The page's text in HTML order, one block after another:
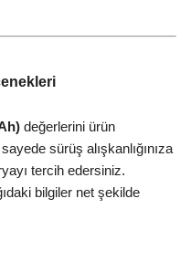
değerlerini ürün
sürüş alışkanlığınıza
tercih edersiniz.
bilgiler net şekilde